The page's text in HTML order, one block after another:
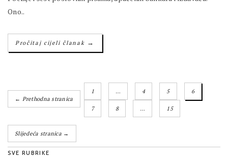
Ono..
Pročitaj cijeli članak →
← Prethodna stranica
1 … 4 5 6
7 8 … 15
Slijedeća stranica →
SVE RUBRIKE